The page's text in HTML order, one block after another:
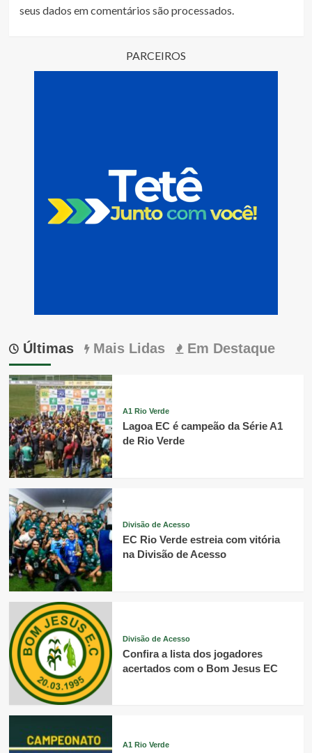
seus dados em comentários são processados.
PARCEIROS
Últimas Mais Lidas Em Destaque
A1 Rio Verde
Lagoa EC é campeão da Série A1
de Rio Verde
Divisão de Acesso
EC Rio Verde estreia com vitória
na Divisão de Acesso
Divisão de Acesso
Confira a lista dos jogadores
acertados com o Bom Jesus EC
A1 Rio Verde